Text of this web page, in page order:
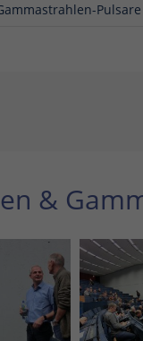
Pulsare
&